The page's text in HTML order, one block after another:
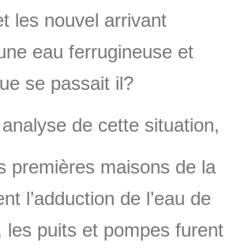
les nouvel arrivant
eau ferrugineuse et
se passait il?
de cette situation,
premières maisons de la
l’adduction de l’eau de
les puits et pompes furent